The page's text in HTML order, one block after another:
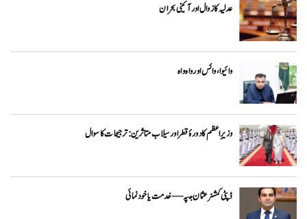
عدلیہ کا زوال اور آئینی بحران
وائیوا ،وائس اور واہ واہ
وزیرِاعظم کا دورۂ قطر اور سیلاب متاثرین: ترجیحات کا سوال
ڈپٹی کمشنر عثمان جپہ — خدمت یا خودنمائی